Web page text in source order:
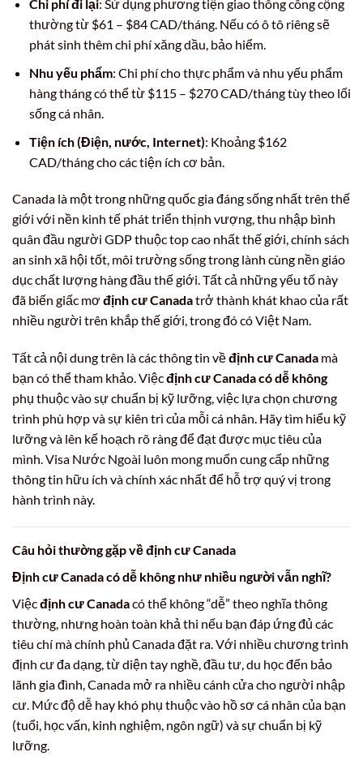
Chi phí đi lại: Sử dụng phương tiện giao thông công cộng
thường từ $61 – $84 CAD/tháng. Nếu có ô tô riêng sẽ
phát sinh thêm chi phí xăng dầu, bảo hiểm.
Nhu yếu phẩm: Chi phí cho thực phẩm và nhu yếu phẩm
hàng tháng có thể từ $115 – $270 CAD/tháng tùy theo lối
sống cá nhân.
Tiện ích (Điện, nước, Internet): Khoảng $162
CAD/tháng cho các tiện ích cơ bản.
Canada là một trong những quốc gia đáng sống nhất trên thế
giới với nền kinh tế phát triển thịnh vượng, thu nhập bình
quân đầu người GDP thuộc top cao nhất thế giới, chính sách
an sinh xã hội tốt, môi trường sống trong lành cùng nền giáo
dục chất lượng hàng đầu thế giới. Tất cả những yếu tố này
đã biến giấc mơ định cư Canadatrở thành khát khao của rất
nhiều người trên khắp thế giới, trong đó có Việt Nam.
Tất cả nội dung trên là các thông tin vềđịnh cư Canada mà
bạn có thể tham khảo. Việcđịnh cư Canada có dễ không
phụ thuộc vào sự chuẩn bị kỹ lưỡng, việc lựa chọn chương
trình phù hợp và sự kiên trì của mỗi cá nhân. Hãy tìm hiểu kỹ
lưỡng và lên kế hoạch rõ ràng để đạt được mục tiêu của
mình. Visa Nước Ngoài luôn mong muốn cung cấp những
thông tin hữu ích và chính xác nhất để hỗ trợ quý vị trong
hành trình này.
Câu hỏi thường gặp vềđịnh cư Canada
Định cư Canada có dễ khôngnhư nhiều người vẫn nghĩ?
Việcđịnh cư Canadacó thể không “dễ” theo nghĩa thông
thường, nhưng hoàn toàn khả thi nếu bạn đáp ứng đủ các
tiêu chí mà chính phủ Canada đặt ra. Với nhiều chương trình
định cư đa dạng, từ diện tay nghề, đầu tư, du học đến bảo
lãnh gia đình, Canada mở ra nhiều cánh cửa cho người nhập
cư. Mức độ dễ hay khó phụ thuộc vào hồ sơ cá nhân của bạn
(tuổi, học vấn, kinh nghiệm, ngôn ngữ) và sự chuẩn bị kỹ
lưỡng.